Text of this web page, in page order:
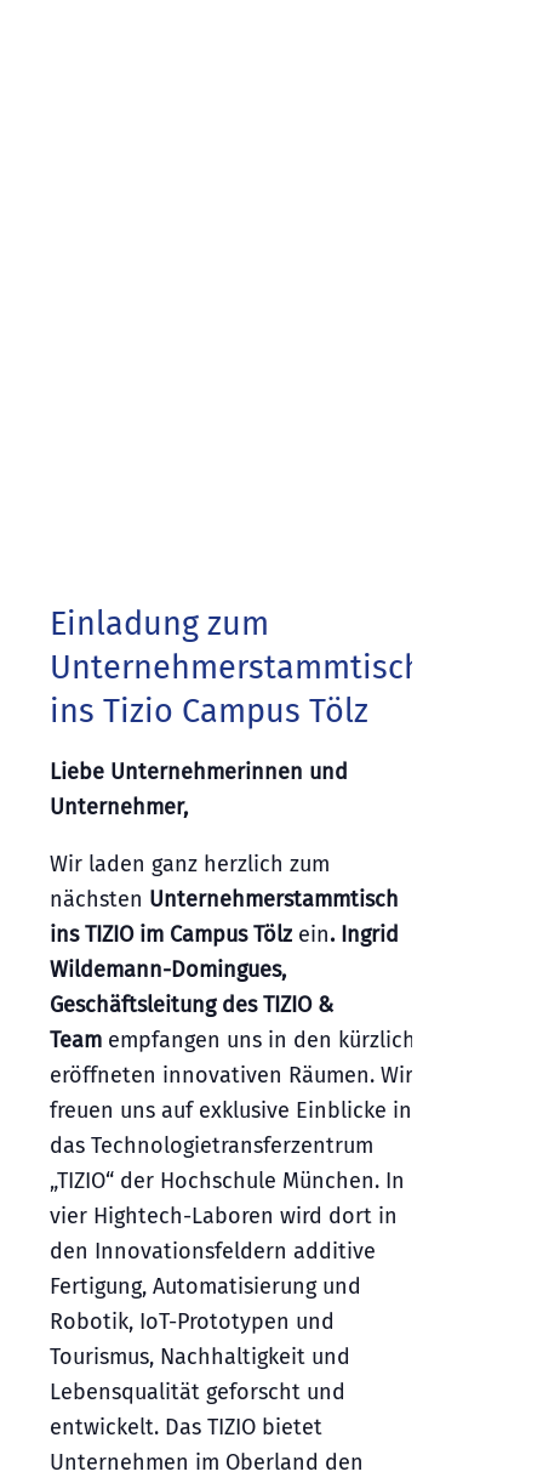
Einladung zum
Unternehmerstammtisch
ins Tizio Campus Tölz
Liebe Unternehmerinnen und
Unternehmer,
Wir laden ganz herzlich zum
nächsten Unternehmerstammtisch
ins TIZIO im Campus Tölz ein. Ingrid
Wildemann-Domingues,
Geschäftsleitung des TIZIO &
Team empfangen uns in den kürzlich
eröffneten innovativen Räumen. Wir
freuen uns auf exklusive Einblicke in
das Technologietransferzentrum
„TIZIO“ der Hochschule München. In
vier Hightech-Laboren wird dort in
den Innovationsfeldern additive
Fertigung, Automatisierung und
Robotik, IoT-Prototypen und
Tourismus, Nachhaltigkeit und
Lebensqualität geforscht und
entwickelt. Das TIZIO bietet
Unternehmen im Oberland den